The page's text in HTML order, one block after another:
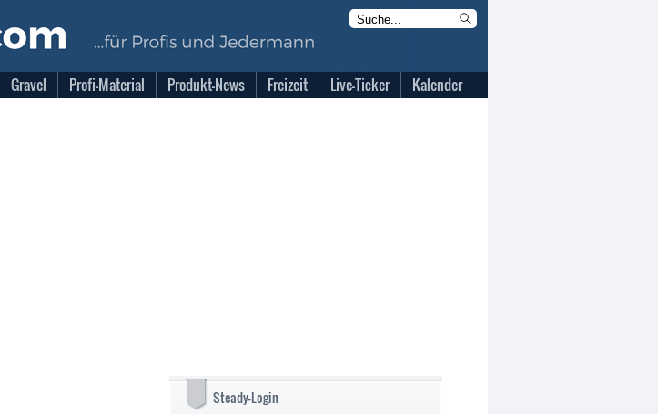
Gravel Profi-Material Produkt-News Freizeit Live-Ticker Kalender
Steady-Login